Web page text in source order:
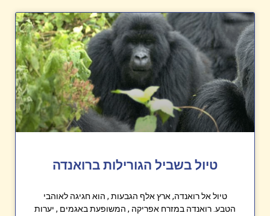
טיול בשביל הגורילות ברואנדה
טיול אל רואנדה, ארץ אלף הגבעות , הוא חגיגה לאוהבי
הטבע. רואנדה במזרח אפריקה , המשופעת באגמים , יערות